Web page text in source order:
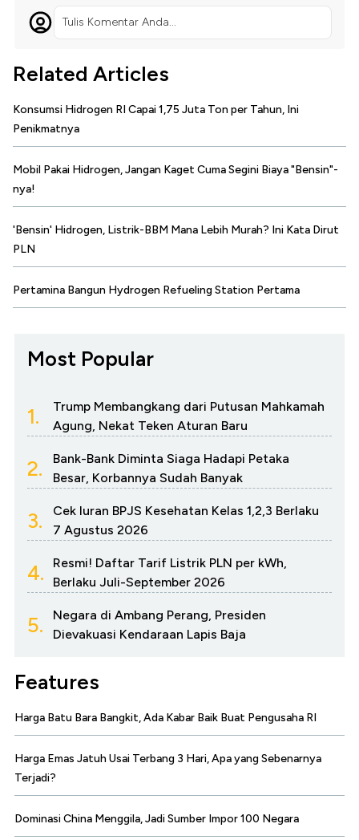
Tulis Komentar Anda...
Related Articles
Konsumsi Hidrogen RI Capai 1,75 Juta Ton per Tahun, Ini
Penikmatnya
Mobil Pakai Hidrogen, Jangan Kaget Cuma Segini Biaya "Bensin"-
nya!
'Bensin' Hidrogen, Listrik-BBM Mana Lebih Murah? Ini Kata Dirut
PLN
Pertamina Bangun Hydrogen Refueling Station Pertama
Most Popular
1.
Trump Membangkang dari Putusan Mahkamah
Agung, Nekat Teken Aturan Baru
2.
Bank-Bank Diminta Siaga Hadapi Petaka
Besar, Korbannya Sudah Banyak
3.
Cek Iuran BPJS Kesehatan Kelas 1,2,3 Berlaku
7 Agustus 2026
4.
Resmi! Daftar Tarif Listrik PLN per kWh,
Berlaku Juli-September 2026
5.
Negara di Ambang Perang, Presiden
Dievakuasi Kendaraan Lapis Baja
Features
Harga Batu Bara Bangkit, Ada Kabar Baik Buat Pengusaha RI
Harga Emas Jatuh Usai Terbang 3 Hari, Apa yang Sebenarnya
Terjadi?
Dominasi China Menggila, Jadi Sumber Impor 100 Negara